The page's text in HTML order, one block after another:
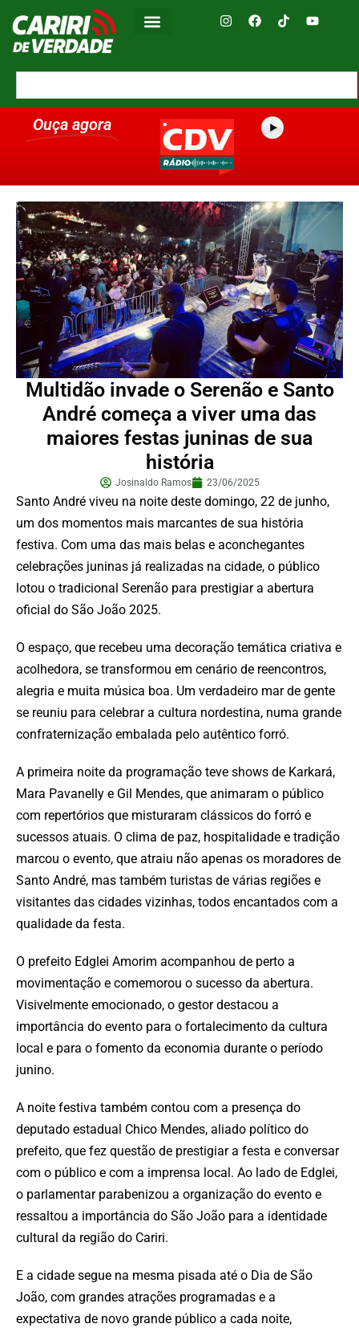
Ouça agora
Multidão invade o Serenão e Santo
André começa a viver uma das
maiores festas juninas de sua
história
Josinaldo Ramos 23/06/2025
Santo André viveu na noite deste domingo, 22 de junho,
um dos momentos mais marcantes de sua história
festiva. Com uma das mais belas e aconchegantes
celebrações juninas já realizadas na cidade, o público
lotou o tradicional Serenão para prestigiar a abertura
oficial do São João 2025.
O espaço, que recebeu uma decoração temática criativa e
acolhedora, se transformou em cenário de reencontros,
alegria e muita música boa. Um verdadeiro mar de gente
se reuniu para celebrar a cultura nordestina, numa grande
confraternização embalada pelo autêntico forró.
A primeira noite da programação teve shows de Karkará,
Mara Pavanelly e Gil Mendes, que animaram o público
com repertórios que misturaram clássicos do forró e
sucessos atuais. O clima de paz, hospitalidade e tradição
marcou o evento, que atraiu não apenas os moradores de
Santo André, mas também turistas de várias regiões e
visitantes das cidades vizinhas, todos encantados com a
qualidade da festa.
O prefeito Edglei Amorim acompanhou de perto a
movimentação e comemorou o sucesso da abertura.
Visivelmente emocionado, o gestor destacou a
importância do evento para o fortalecimento da cultura
local e para o fomento da economia durante o período
junino.
A noite festiva também contou com a presença do
deputado estadual Chico Mendes, aliado político do
prefeito, que fez questão de prestigiar a festa e conversar
com o público e com a imprensa local. Ao lado de Edglei,
o parlamentar parabenizou a organização do evento e
ressaltou a importância do São João para a identidade
cultural da região do Cariri.
E a cidade segue na mesma pisada até o Dia de São
João, com grandes atrações programadas e a
expectativa de novo grande público a cada noite,